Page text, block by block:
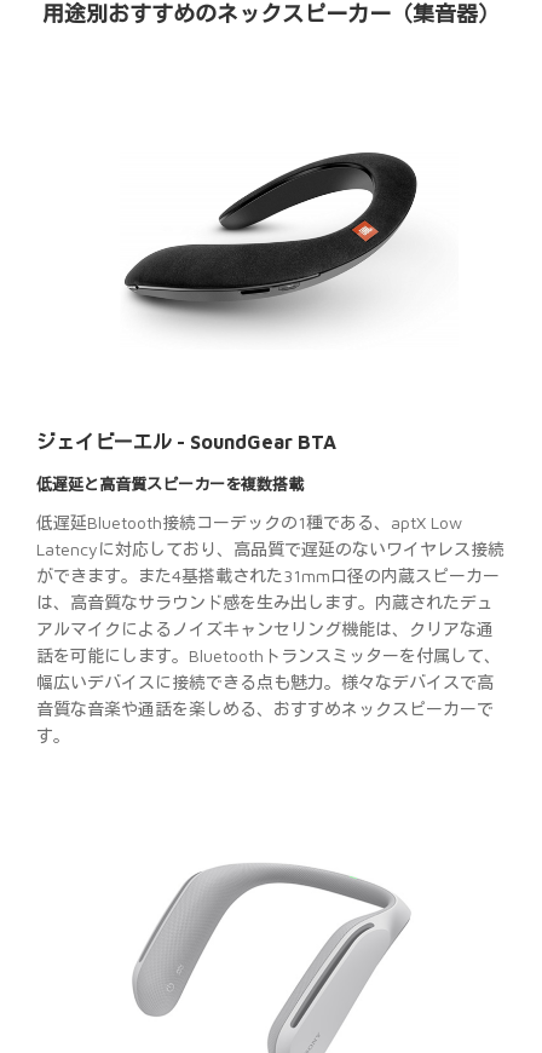
用途別おすすめのネックスピーカー（集音器）
ジェイビーエル - SoundGear BTA
低遅延と高音質スピーカーを複数搭載
低遅延Bluetooth接続コーデックの1種である、aptX Low
Latencyに対応しており、高品質で遅延のないワイヤレス接続
ができます。また4基搭載された31mm口径の内蔵スピーカー
は、高音質なサラウンド感を生み出します。内蔵されたデュ
アルマイクによるノイズキャンセリング機能は、クリアな通
話を可能にします。Bluetoothトランスミッターを付属して、
幅広いデバイスに接続できる点も魅力。様々なデバイスで高
音質な音楽や通話を楽しめる、おすすめネックスピーカーで
す。